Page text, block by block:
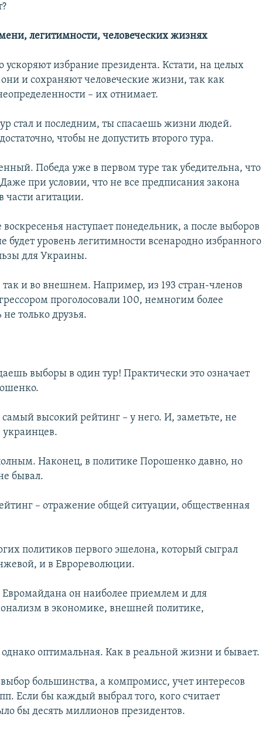
легитимности, человеческих жизнях
ускоряют избрание президента. Кстати, на целых
и сохраняют человеческие жизни, так как
– их отнимает.
стал и последним, ты спасаешь жизни людей.
чтобы не допустить второго тура.
Победа уже в первом туре так убедительна, что
при условии, что не все предписания закона
агитации.
наступает понедельник, а после выборов
уровень легитимности всенародно избранного
для Украины.
и во внешнем. Например, из 193 стран-членов
проголосовали 100, немногим более
только друзья.
выборы в один тур! Практически это означает
высокий рейтинг – у него. И, заметьте, не
украинцев.
Наконец, в политике Порошенко давно, но
бывал.
– отражение общей ситуации, общественная
политиков первого эшелона, который сыграл
и в Еврореволюции.
он наиболее приемлем и для
в экономике, внешней политике,
оптимальная. Как в реальной жизни и бывает.
большинства, а компромисс, учет интересов
Если бы каждый выбрал того, кого считает
бы десять миллионов президентов.